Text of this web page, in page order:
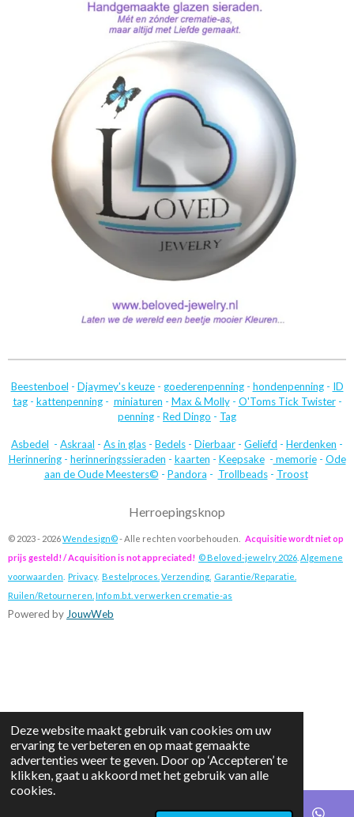
Deze website maakt gebruik van cookies om uw
ervaring te verbeteren en op maat gemaakte
advertenties weer te geven. Door op ‘Accepteren’ te
klikken, gaat u akkoord met het gebruik van alle
cookies.
Beestenboel - Djaymey's keuze- goederenpenning- hondenpenning- ID
tag- kattenpenning- miniaturen - Max & Molly- O'Toms Tick Twister-
penning - Red Dingo - Tag
Asbedel - Askraal - As in glas - Bedels - Dierbaar - Geliefd - Herdenken -
Herinnering- herinneringssieraden - kaarten - Keepsake- memorie- Ode
aan de Oude Meesters© - Pandora - Trollbeads- Troost
Herroepingsknop
© 2023 - 2026Wendesign©- Alle rechten voorbehouden.
Acquisitie wordt niet op
prijs gesteld! / Acquisition is not appreciated! © Beloved-jewelry 2026 Algemene
voorwaarden Privacy. Bestelproces. Verzending. Garantie/Reparatie.
Ruilen/Retourneren. Info m.b.t. verwerken crematie-as
Powered by JouwWeb